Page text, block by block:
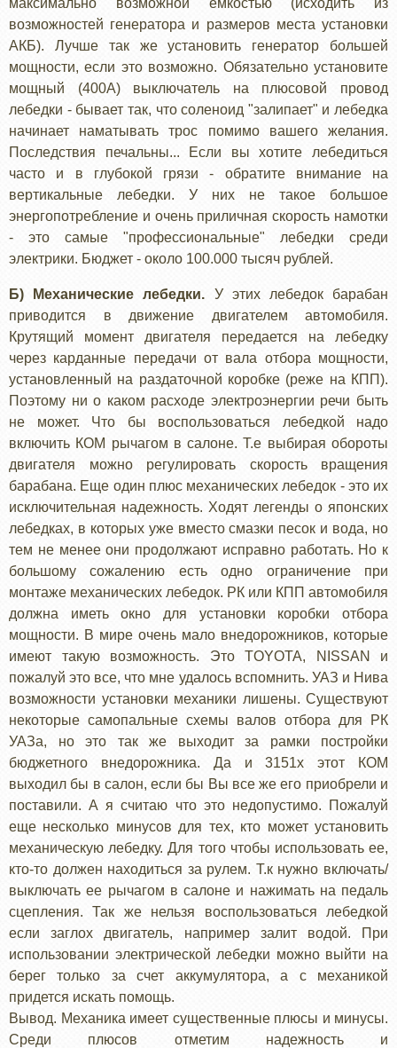
возможностей генератора и размеров места установки
АКБ). Лучше так же установить генератор большей
мощности, если это возможно. Обязательно установите
мощный (400А) выключатель на плюсовой провод
лебедки - бывает так, что соленоид "залипает" и лебедка
начинает наматывать трос помимо вашего желания.
Последствия печальны... Если вы хотите лебедиться
часто и в глубокой грязи - обратите внимание на
вертикальные лебедки. У них не такое большое
энергопотребление и очень приличная скорость намотки
- это самые "профессиональные" лебедки среди
электрики. Бюджет - около 100.000 тысяч рублей.
Б) Механические лебедки. У этих лебедок барабан
приводится в движение двигателем автомобиля.
Крутящий момент двигателя передается на лебедку
через карданные передачи от вала отбора мощности,
установленный на раздаточной коробке (реже на КПП).
Поэтому ни о каком расходе электроэнергии речи быть
не может. Что бы воспользоваться лебедкой надо
включить КОМ рычагом в салоне. Т.е выбирая обороты
двигателя можно регулировать скорость вращения
барабана. Еще один плюс механических лебедок - это их
исключительная надежность. Ходят легенды о японских
лебедках, в которых уже вместо смазки песок и вода, но
тем не менее они продолжают исправно работать. Но к
большому сожалению есть одно ограничение при
монтаже механических лебедок. РК или КПП автомобиля
должна иметь окно для установки коробки отбора
мощности. В мире очень мало внедорожников, которые
имеют такую возможность. Это TOYOTA, NISSAN и
пожалуй это все, что мне удалось вспомнить. УАЗ и Нива
возможности установки механики лишены. Существуют
некоторые самопальные схемы валов отбора для РК
УАЗа, но это так же выходит за рамки постройки
бюджетного внедорожника. Да и 3151х этот КОМ
выходил бы в салон, если бы Вы все же его приобрели и
поставили. А я считаю что это недопустимо. Пожалуй
еще несколько минусов для тех, кто может установить
механическую лебедку. Для того чтобы использовать ее,
кто-то должен находиться за рулем. Т.к нужно включать/
выключать ее рычагом в салоне и нажимать на педаль
сцепления. Так же нельзя воспользоваться лебедкой
если заглох двигатель, например залит водой. При
использовании электрической лебедки можно выйти на
берег только за счет аккумулятора, а с механикой
придется искать помощь.
Вывод. Механика имеет существенные плюсы и минусы.
Среди плюсов отметим надежность и